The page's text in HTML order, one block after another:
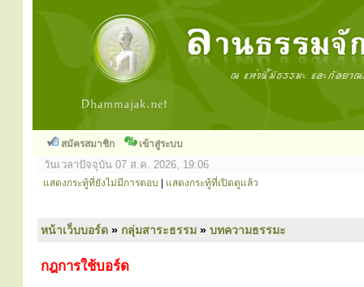
สมัครสมาชิก เข้าสู่ระบบ
วันเวลาปัจจุบัน 07 ส.ค. 2026, 19:06
แสดงกระทู้ที่ยังไม่มีการตอบ แสดงกระทู้ที่เปิดดูแล้ว
หน้าเว็บบอร์ด » กลุ่มสาระธรรม » บทความธรรมะ
กฎการใช้บอร์ด